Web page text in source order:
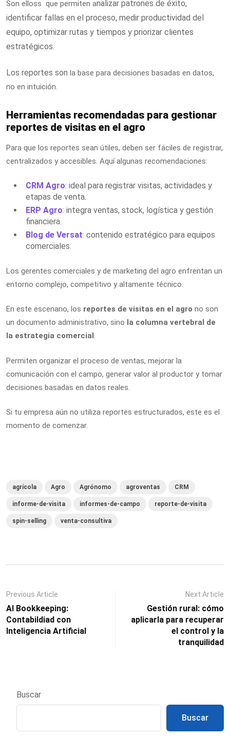
Son elloss que permiten analizar patrones de éxito,
identificar fallas en el proceso, medir productividad del
equipo, optimizar rutas y tiempos y priorizar clientes
estratégicos.
Los reportes son la base para decisiones basadas en datos,
no en intuición.
Herramientas recomendadas para gestionar
reportes de visitas en el agro
Para que los reportes sean útiles, deben ser fáciles de registrar,
centralizados y accesibles. Aquí algunas recomendaciones:
CRM Agro: ideal para registrar visitas, actividades y
etapas de venta.
ERP Agro: integra ventas, stock, logística y gestión
financiera.
Blog de Versat: contenido estratégico para equipos
comerciales.
Los gerentes comerciales y de marketing del agro enfrentan un
entorno complejo, competitivo y altamente técnico.
En este escenario, los reportes de visitas en el agro no son
un documento administrativo, sino la columna vertebral de
la estrategia comercial .
Permiten organizar el proceso de ventas, mejorar la
comunicación con el campo, generar valor al productor y tomar
decisiones basadas en datos reales.
Si tu empresa aún no utiliza reportes estructurados, este es el
momento de comenzar.
agrícola Agro Agrónomo agroventas CRM
informe-de-visita informes-de-campo reporte-de-visita
spin-selling venta-consultiva
Previous Article
AI Bookkeeping:
Contabildiad con
Inteligencia Artificial
Next Article
Gestión rural: cómo
aplicarla para recuperar
el control y la
tranquilidad
Buscar
Buscar